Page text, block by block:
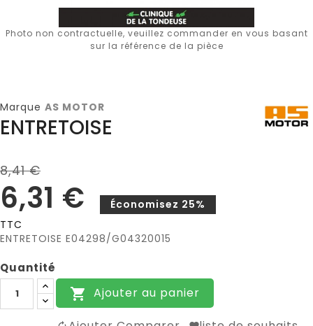
Photo non contractuelle, veuillez commander en vous basant
sur la référence de la pièce
Marque AS MOTOR
ENTRETOISE
8,41 €
6,31 €
Économisez 25%
TTC
ENTRETOISE E04298/G04320015
Quantité
 Ajouter au panier